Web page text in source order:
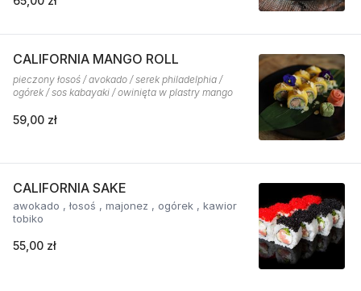
CALIFORNIA MANGO ROLL
pieczony łosoś / avokado / serek philadelphia /
ogórek / sos kabayaki / owinięta w plastry mango
59,00 zł
CALIFORNIA SAKE
awokado , łosoś , majonez , ogórek , kawior
tobiko
55,00 zł